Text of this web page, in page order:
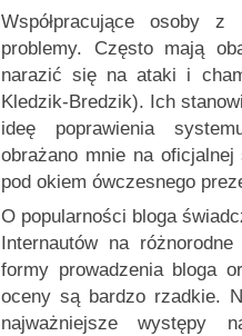
Współpracujące osoby
problemy. Często mają
narazić się na ataki i
Kledzik-Bredzik). Ich
ideę poprawienia
obrażano mnie na
pod okiem ówczesnego
O popularności bloga
Internautów na
formy prowadzenia bloga
oceny są bardzo rzadkie.
najważniejsze występy